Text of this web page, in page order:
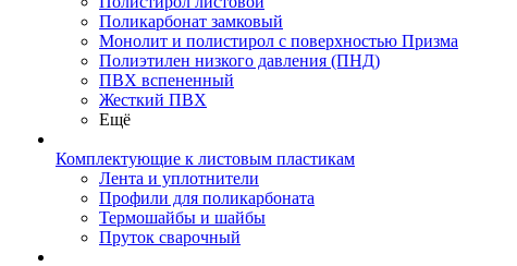
Поликарбонат замковый
Монолит и полистирол с поверхностью Призма
Полиэтилен низкого давления (ПНД)
ПВХ вспененный
Жесткий ПВХ
Ещё
Комплектующие к листовым пластикам
Лента и уплотнители
Профили для поликарбоната
Термошайбы и шайбы
Пруток сварочный